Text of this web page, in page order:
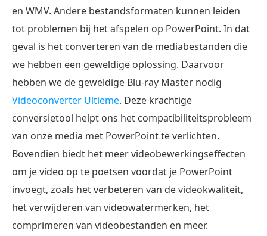
en WMV. Andere bestandsformaten kunnen leiden
tot problemen bij het afspelen op PowerPoint. In dat
geval is het converteren van de mediabestanden die
we hebben een geweldige oplossing. Daarvoor
hebben we de geweldige Blu-ray Master nodig
Videoconverter Ultieme. Deze krachtige
conversietool helpt ons het compatibiliteitsprobleem
van onze media met PowerPoint te verlichten.
Bovendien biedt het meer videobewerkingseffecten
om je video op te poetsen voordat je PowerPoint
invoegt, zoals het verbeteren van de videokwaliteit,
het verwijderen van videowatermerken, het
comprimeren van videobestanden en meer.